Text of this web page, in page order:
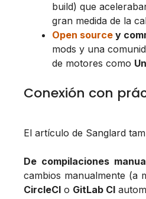
build) que
gran medida de la
Open source y
mods y una
de motores como
Conexión con
El artículo de Sanglard
De compilaciones
cambios manualmente (a
CircleCI o GitLab CI